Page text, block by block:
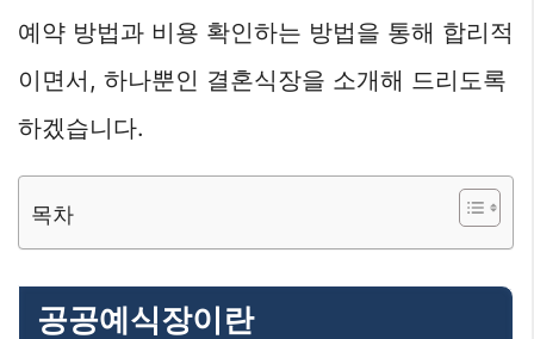
예약 방법과 비용 확인하는 방법을 통해 합리적
이면서, 하나뿐인 결혼식장을 소개해 드리도록
하겠습니다.
목차
공공예식장이란